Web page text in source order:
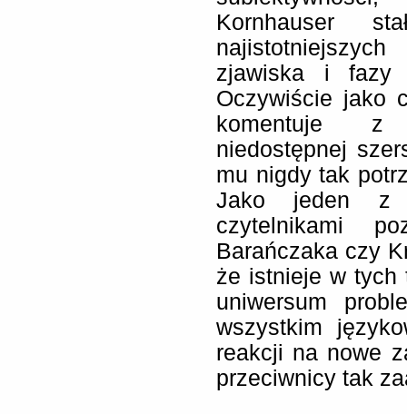
Kornhauser
zjawiska i fazy
Oczywiście jako
komentuje z
niedostępnej
mu nigdy tak
Jako jeden z
czytelnikami
Barańczaka czy
że istnieje w tych
uniwersum
wszystkim
reakcji na nowe
przeciwnicy tak